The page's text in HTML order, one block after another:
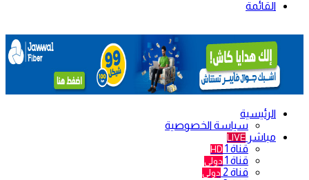
القائمة
الرئيسية
سياسة الخصوصية
مباشر LIVE
قناة 1 HD
قناة 1 دولي
قناة 2 دولي